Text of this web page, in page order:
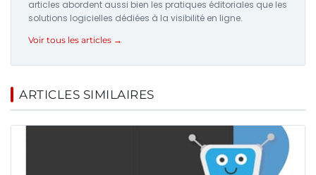
articles abordent aussi bien les pratiques éditoriales que les
solutions logicielles dédiées à la visibilité en ligne.
Voir tous les articles →
ARTICLES SIMILAIRES